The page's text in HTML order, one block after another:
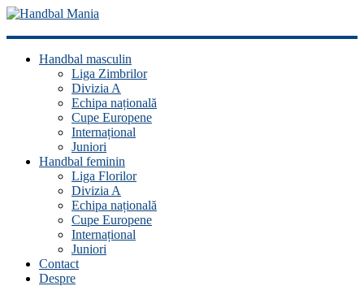
Handbal
ManiaHandbal masculin
Liga Zimbrilor
Divizia A
Echipa națională
Cupe Europene
Internațional
Juniori
Handbal feminin
Liga Florilor
Divizia A
Echipa națională
Cupe Europene
Internațional
Juniori
Contact
Despre